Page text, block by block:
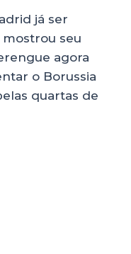
já ser
seu
agora
o Borussia
quartas de